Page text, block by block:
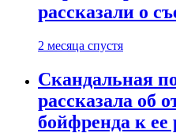
рассказали о
2 месяца спустя
Скандальная
рассказала об
бойфренда к ее